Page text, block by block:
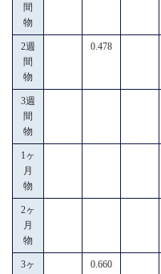
間
物
2週
間
物
0.478
3週
間
物
1ヶ
月
物
2ヶ
月
物
3ヶ
0.660